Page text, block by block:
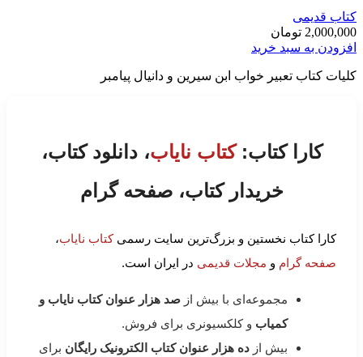
کتاب قدیمی
2,000,000 تومان
افزودن به سبد خرید
کلیات کتاب تعبیر خواب ابن سیرین و دانیال پیامبر
کارا کتاب:کتاب نایاب، دانلود کتاب،
خریدار کتاب، صفحه گرام
کارا کتاب نخستین و بزرگ‌ترین سایت رسمیکتاب نایاب،
صفحه گرام و مجلات قدیمی در ایران است.
مجموعه‌ای با بیش از صد هزار عنوان کتاب نایاب و
کمیاب و کلکسیونری برای فروش.
بیش از ده هزار عنوان کتاب الکترونیک رایگان برای